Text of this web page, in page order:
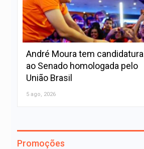
André Moura tem candidatura
ao Senado homologada pelo
União Brasil
5 ago, 2026
Promoções